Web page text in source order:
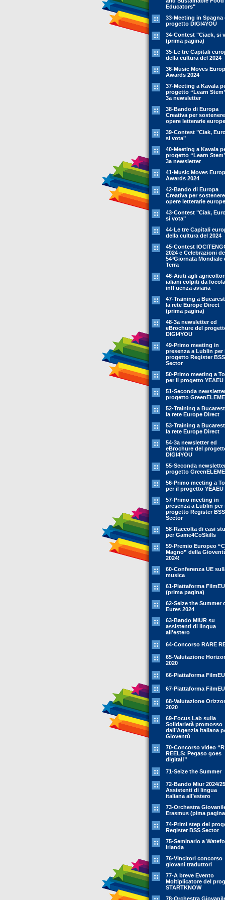
Educators"
33-Meeting in Spagna
progetto DIGI4YOU
34-Contest "Ciack, si
(prima pagina)
35-Le tre Capitali
della cultura del 2024
36-Music Moves
Awards 2024
37-Meeting a Kavala
progetto “Learn
3a newsletter
38-Bando di Europa
Creativa per
opere letterarie
39-Contest "Ciak,
si vota"
40-Meeting a Kavala
progetto “Learn
3a newsletter
41-Music Moves
Awards 2024
42-Bando di Europa
Creativa per
opere letterarie
43-Contest "Ciak,
si vota"
44-Le tre Capitali
della cultura del 2024
45-Contest
2024 e Celebrazioni
54ªGiornata Mondiale
Terra
46-Aiuti agli
ialiani colpiti da
infl uenza aviaria
47-Training a
la rete Europe Direct
(prima pagina)
48-3a newsletter ed
eBrochure del
DIGI4YOU
49-Primo meeting in
presenza a Lublin per
progetto Register BSS
Sector
50-Primo meeting a
per il progetto YEAEU
51-Seconda
progetto
52-Training a
la rete Europe Direct
53-Training a
la rete Europe Direct
54-3a newsletter ed
eBrochure del
DIGI4YOU
55-Seconda
progetto
56-Primo meeting a
per il progetto YEAEU
57-Primo meeting in
presenza a Lublin per
progetto Register BSS
Sector
58-Raccolta di casi
per Game4CoSkills
59-Premio Europeo
Magno” della
2024!
60-Conferenza UE
musica
61-Piattaforma FilmEU
(prima pagina)
62-Seize the Summer
Eures 2024
63-Bando MIUR su
assistenti di lingua
all'estero
64-Concorso RARE
65-Valutazione
2020
66-Piattaforma FilmEU
67-Piattaforma FilmEU
68-Valutazione
2020
69-Focus Lab sulla
Solidarietà promosso
dall’Agenzia Italiana
Gioventù
70-Concorso video
REELS: Pegaso goes
digital!”
71-Seize the Summer
72-Bando Miur 2024/
Assistenti di lingua
italiana all’estero
73-Orchestra
Erasmus (pima
74-Primi step del
Register BSS Sector
75-Seminario a
Irlanda
76-Vincitori concorso
giovani traduttori
77-A breve Evento
Moltiplicatore del
STARTKNOW
78-Orchestra